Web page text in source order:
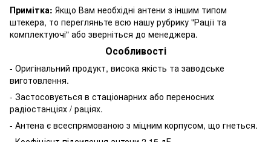
Примітка: Якщо Вам необхідні антени з іншим типом
штекера, то перегляньте всю нашу рубрику "Рації та
комплектуючі" або зверніться до менеджера.
Особливості
- Оригінальний продукт, висока якість та заводське
виготовлення.
- Застосовується в стаціонарних або переносних
радіостанціях / раціях.
- Антена є всеспрямованою з міцним корпусом, що гнеться.